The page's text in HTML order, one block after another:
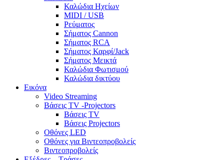
Καλώδια Ηχείων
MIDI / USB
Ρεύματος
Σήματος Cannon
Σήματος RCA
Σήματος Καρφί/Jack
Σήματος Μεικτά
Καλώδια Φωτισμού
Καλώδια δικτύου
Εικόνα
Video Streaming
Βάσεις TV -Projectors
Βάσεις TV
Βάσεις Projectors
Οθόνες LED
Οθόνες για Βιντεοπροβολείς
Βιντεοπροβολείς